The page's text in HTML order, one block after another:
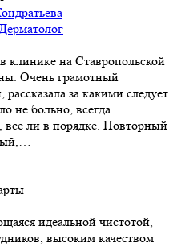
Дерматолог
клинике на Ставропольской
Очень грамотный
за какими следует
не больно, всегда
ли в порядке. Повторный
идеальной чистотой,
высоким качеством